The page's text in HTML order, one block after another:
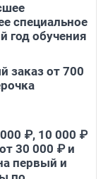
специальное
год обучения
заказ от 700
₽, 10 000 ₽
30 000 ₽ и
первый и